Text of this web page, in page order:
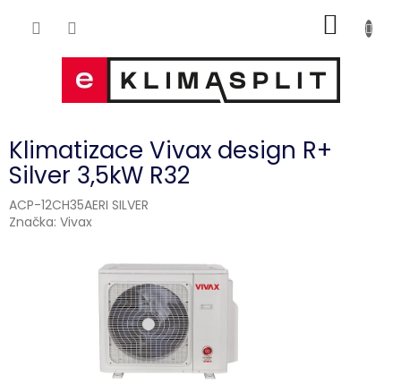
KOŠÍK
Klimatizace Vivax design R+
Silver 3,5kW R32
ACP-12CH35AERI SILVER
Značka: Vivax